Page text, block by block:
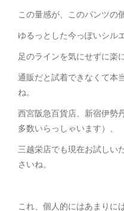
この量感が、このパンツの
ゆるっとした今っぽいシル
足のラインを気にせずに楽
通販だと試着できなくて本
ね。
西宮阪急百貨店、新宿伊勢
多数いらっしゃいます）、
三越栄店でも現在お試しい
さいね。
これ、個人的にはあまりに